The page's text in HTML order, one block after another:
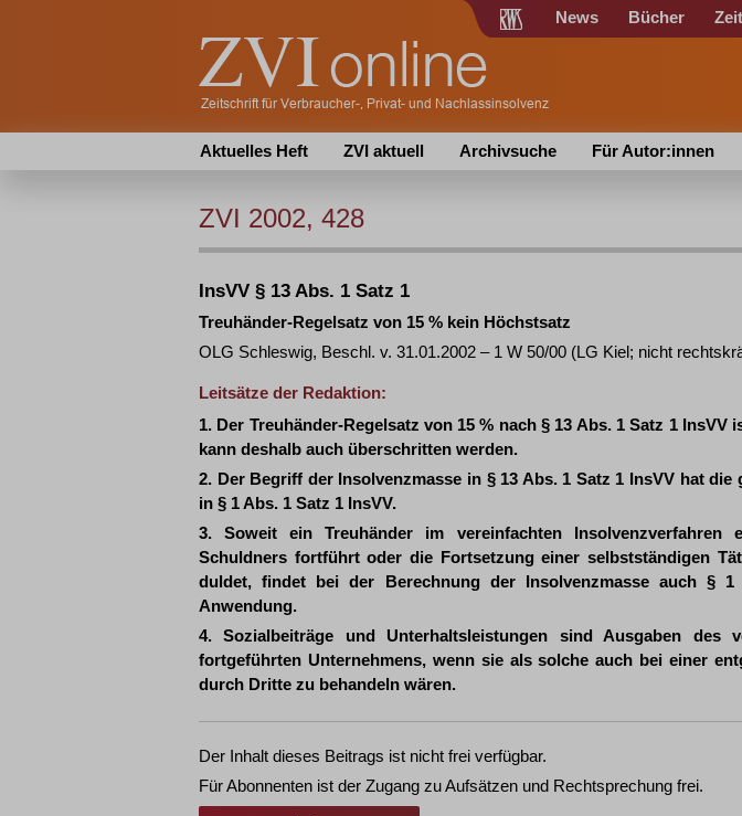
News Bücher
Aktuelles Heft ZVI aktuell Archivsuche Für Autor:innen
ZVI 2002, 428
InsVV § 13 Abs. 1 Satz 1
Treuhänder-Regelsatz von 15 % kein Höchstsatz
OLG Schleswig, Beschl. v. 31.01.2002 – 1 W 50/00 (LG Kiel; nicht
Leitsätze der Redaktion:
1. Der Treuhänder-Regelsatz von 15 % nach § 13 Abs. 1 Satz 1 InsVV
kann deshalb auch überschritten werden.
2. Der Begriff der Insolvenzmasse in § 13 Abs. 1 Satz 1 InsVV hat die
in § 1 Abs. 1 Satz 1 InsVV.
3. Soweit ein Treuhänder im vereinfachten Insolvenzverfahren
Schuldners fortführt oder die Fortsetzung einer selbstständigen
duldet, findet bei der Berechnung der Insolvenzmasse auch §
Anwendung.
4. Sozialbeiträge und Unterhaltsleistungen sind Ausgaben des
fortgeführten Unternehmens, wenn sie als solche auch bei einer
durch Dritte zu behandeln wären.
Der Inhalt dieses Beitrags ist nicht frei verfügbar.
Für Abonnenten ist der Zugang zu Aufsätzen und Rechtsprechung frei.